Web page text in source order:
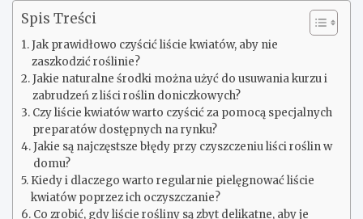
Spis Treści
Jak prawidłowo czyścić liście kwiatów, aby nie
zaszkodzić roślinie?
Jakie naturalne środki można użyć do usuwania kurzu i
zabrudzeń z liści roślin doniczkowych?
Czy liście kwiatów warto czyścić za pomocą specjalnych
preparatów dostępnych na rynku?
Jakie są najczęstsze błędy przy czyszczeniu liści roślin w
domu?
Kiedy i dlaczego warto regularnie pielęgnować liście
kwiatów poprzez ich oczyszczanie?
Co zrobić, gdy liście rośliny są zbyt delikatne, aby je